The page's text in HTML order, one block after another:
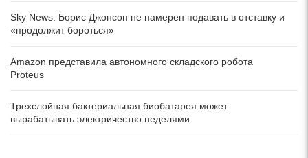
Sky News: Борис Джонсон не намерен подавать в отставку и
«продолжит бороться»
Amazon представила автономного складского робота
Proteus
Трехслойная бактериальная биобатарея может
вырабатывать электричество неделями